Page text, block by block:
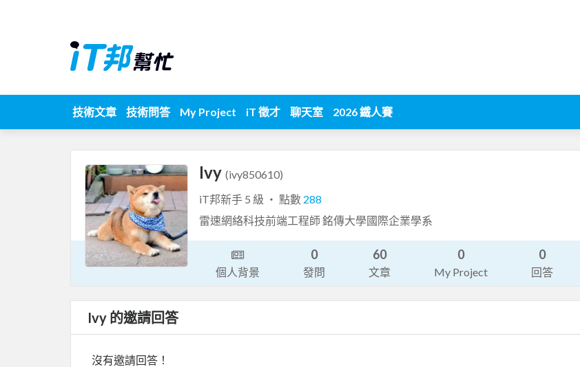
技術文章 技術問答 My Project iT 徵才 聊天室 2026 鐵人賽
Ivy (ivy850610)
iT邦新手 5 級 ‧ 點數 288
雷速網絡科技前端工程師 銘傳大學國際企業學系
個人背景
0
發問
60
文章
0
My Project
0
回答
Ivy 的邀請回答
沒有邀請回答！